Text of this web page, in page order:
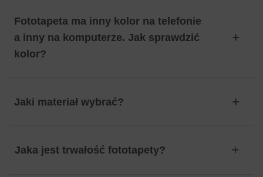
Fototapeta ma inny kolor na telefonie
a inny na komputerze. Jak sprawdzić
kolor?
Jaki materiał wybrać?
Jaka jest trwałość fototapety?